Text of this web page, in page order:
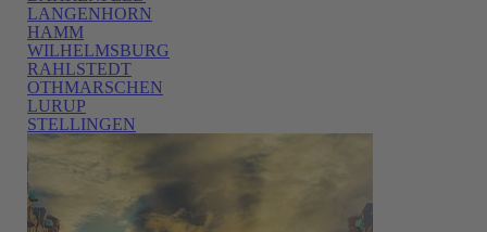
LANGENHORN
HAMM
WILHELMSBURG
RAHLSTEDT
OTHMARSCHEN
LURUP
STELLINGEN